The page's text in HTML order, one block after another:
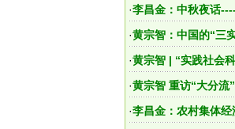
·李昌金：中秋夜话
·黄宗智：中国的“三
·黄宗智 | “实践社会
·黄宗智 重访“大分流
·李昌金：农村集体